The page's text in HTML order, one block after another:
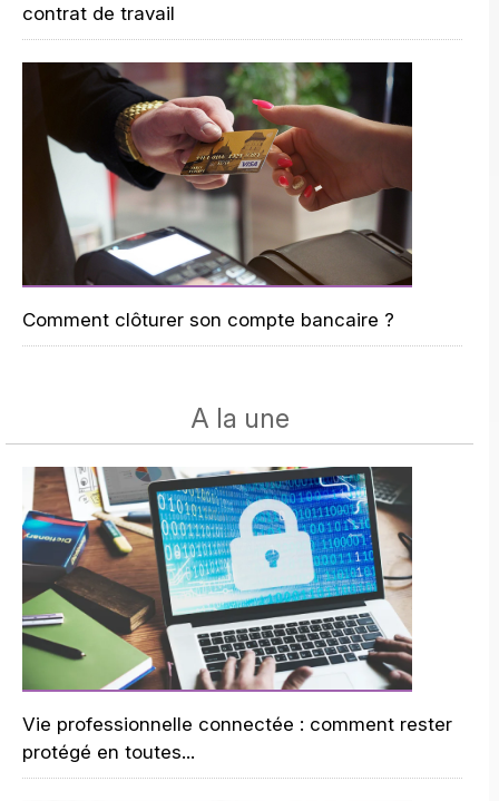
contrat de travail
Comment clôturer son compte bancaire ?
A la une
Vie professionnelle connectée : comment rester
protégé en toutes...